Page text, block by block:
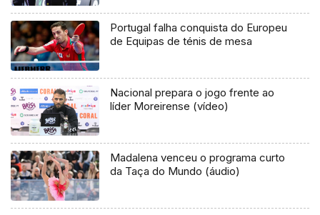
Portugal falha conquista do Europeu
de Equipas de ténis de mesa
Nacional prepara o jogo frente ao
líder Moreirense (vídeo)
Madalena venceu o programa curto
da Taça do Mundo (áudio)